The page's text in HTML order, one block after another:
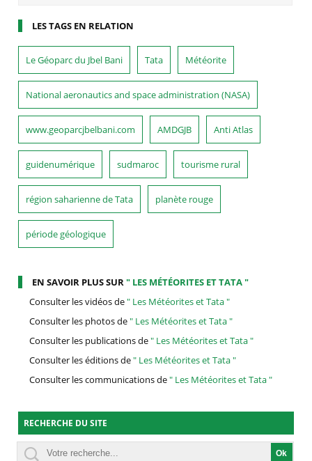
LES TAGS EN RELATION
Le Géoparc du Jbel Bani Tata Météorite
National aeronautics and space administration (NASA)
www.geoparcjbelbani.com AMDGJB Anti Atlas
guidenumérique sudmaroc tourisme rural
région saharienne de Tata planète rouge
période géologique
EN SAVOIR PLUS SUR" LES MÉTÉORITES ET TATA "
Consulter les vidéos de" Les Météorites et Tata "
Consulter les photos de" Les Météorites et Tata "
Consulter les publications de" Les Météorites et Tata "
Consulter les éditions de" Les Météorites et Tata "
Consulter les communications de" Les Météorites et Tata "
RECHERCHE DU SITE